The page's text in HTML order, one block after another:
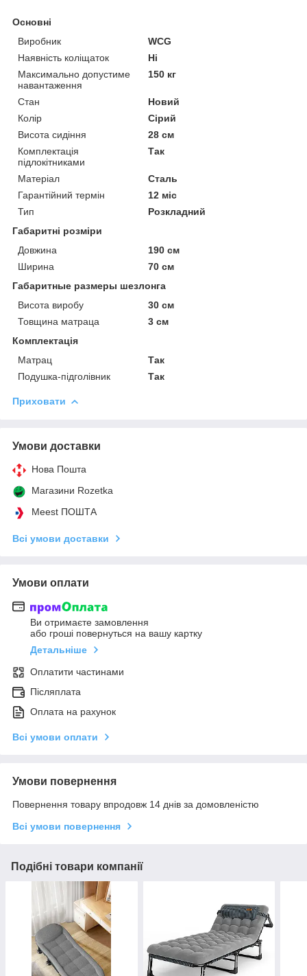
Основні
Виробник
WCG
Наявність коліщаток
Ні
Максимально допустиме
навантаження
150 кг
Стан
Новий
Колір
Сірий
Висота сидіння
28 см
Комплектація
підлокітниками
Так
Матеріал
Сталь
Гарантійний термін
12 міс
Тип
Розкладний
Габаритні розміри
Довжина
190 см
Ширина
70 см
Габаритные размеры шезлонга
Висота виробу
30 см
Товщина матраца
3 см
Комплектація
Матрац
Так
Подушка-підголівник
Так
Приховати
Умови доставки
Нова Пошта
Магазини Rozetka
Meest ПОШТА
Всі умови доставки
Умови оплати
Ви отримаєте замовлення
або гроші повернуться на вашу картку
Детальніше
Оплатити частинами
Післяплата
Оплата на рахунок
Всі умови оплати
Умови повернення
Повернення товару впродовж 14 днів за домовленістю
Всі умови повернення
Подібні товари компанії